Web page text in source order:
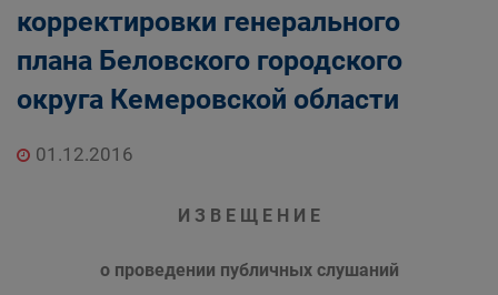
корректировки генерального
плана Беловского городского
округа Кемеровской области
01.12.2016
И З В Е Щ Е Н И Е
о проведении публичных слушаний